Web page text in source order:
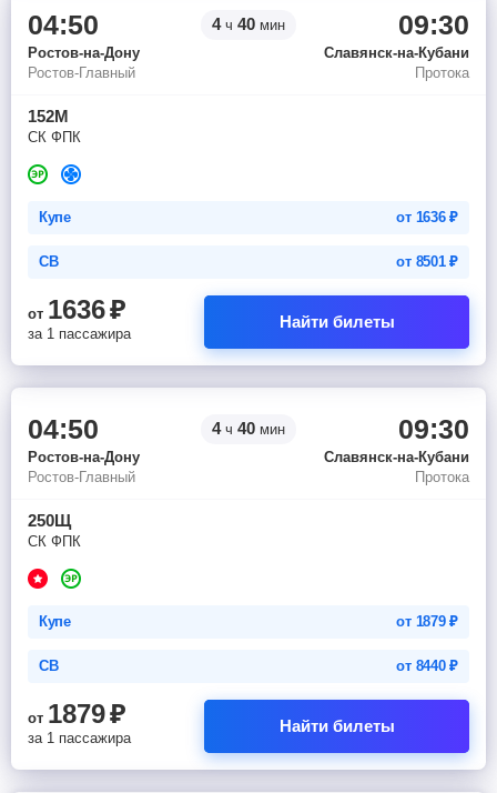
04:50 4ч 40 мин 09:30
Ростов-на-Дону
Славянск-на-Кубани
Ростов-Главный
Протока
152М
СК ФПК
Купе от 1636₽
СВ от 8501₽
от 1636₽
за 1 пассажира
Найти билеты
04:50 4ч 40 мин 09:30
Ростов-на-Дону
Славянск-на-Кубани
Ростов-Главный
Протока
250Щ
СК ФПК
Купе от 1879₽
СВ от 8440₽
от 1879₽
за 1 пассажира
Найти билеты